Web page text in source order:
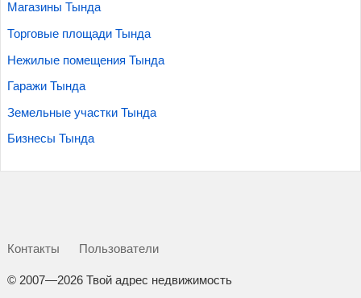
Магазины Тында
Торговые площади Тында
Нежилые помещения Тында
Гаражи Тында
Земельные участки Тында
Бизнесы Тында
Контакты Пользователи
© 2007—2026 Твой адрес недвижимость